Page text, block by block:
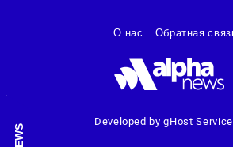
NEWS
Developed by gHost
О нас Обратная